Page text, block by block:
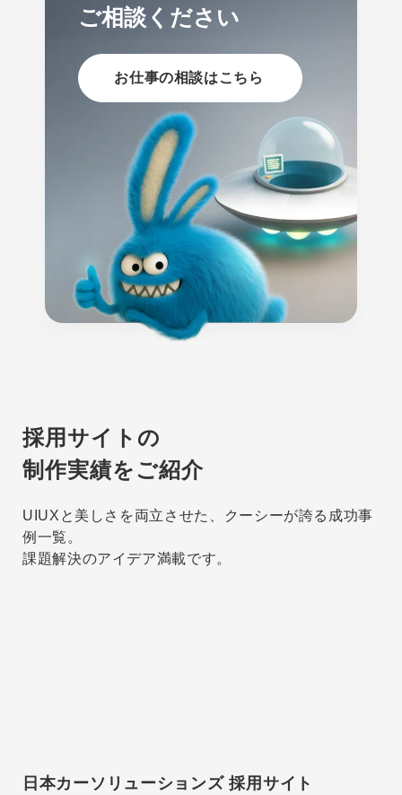
ご相談ください
お仕事の相談はこちら
採用サイトの
制作実績をご紹介
UIUXと美しさを両立させた、クーシーが誇る成功事
例一覧。
課題解決のアイデア満載です。
日本カーソリューションズ 採用サイト